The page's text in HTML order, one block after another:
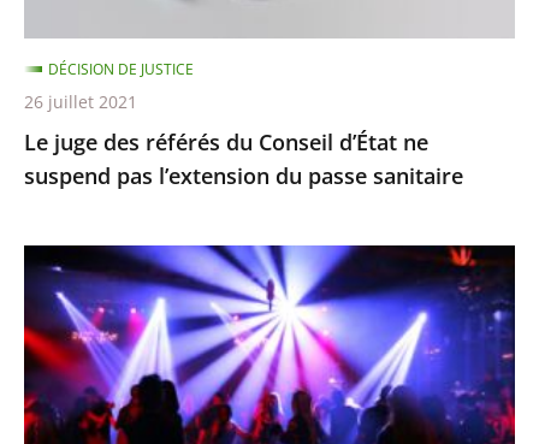
pas
l’extension
du
passe
sanitaire
Le juge des référés du Conseil d’État ne
suspend pas l’extension du passe sanitaire
DÉCISION DE JUSTICE
26 juillet 2021
La
fermeture
des
discothèques
est
pour